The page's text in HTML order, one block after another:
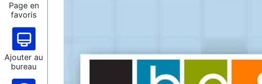
Page en
favoris
Ajouter au
bureau